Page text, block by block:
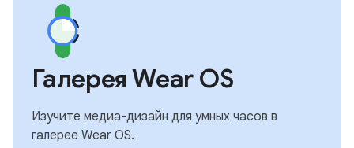
Галерея Wear OS
Изучите медиа-дизайн для умных часов в
галерее Wear OS.